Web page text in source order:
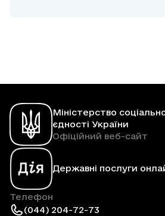
Міністерство
єдності України
Офіційний веб-сайт
Державні послуги
Телефон
(044) 204-72-73